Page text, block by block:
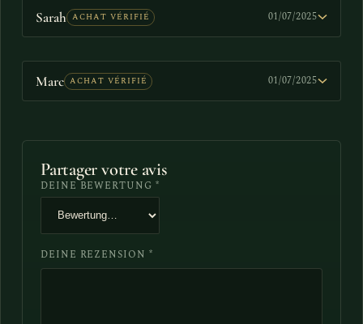
Sarah ACHAT VÉRIFIÉ 01/07/2025
Marc ACHAT VÉRIFIÉ 01/07/2025
Partager votre avis
DEINE BEWERTUNG *
DEINE REZENSION *